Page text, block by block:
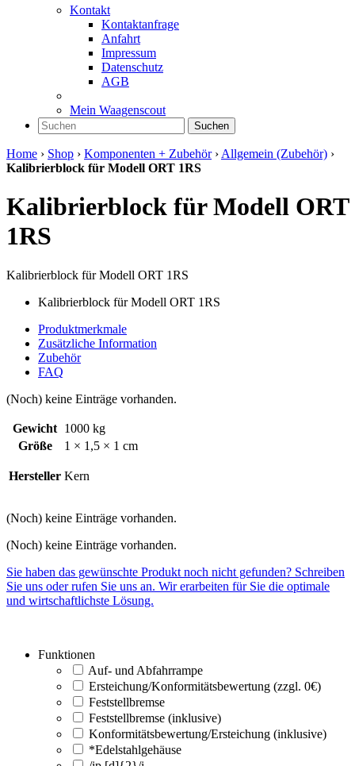
Kontakt
Kontaktanfrage
Anfahrt
Impressum
Datenschutz
AGB
Mein Waagenscout
Suchen
Home › Shop › Komponenten + Zubehör› Allgemein (Zubehör) ›
Kalibrierblock für Modell ORT 1RS
Kalibrierblock für Modell ORT
1RS
Kalibrierblock für Modell ORT 1RS
Kalibrierblock für Modell ORT 1RS
Produktmerkmale
Zusätzliche Information
Zubehör
FAQ
(Noch) keine Einträge vorhanden.
Gewicht 1000 kg
Größe
1 × 1,5 × 1 cm
Hersteller Kern
(Noch) keine Einträge vorhanden.
(Noch) keine Einträge vorhanden.
Sie haben das gewünschte Produkt noch nicht gefunden? Schreiben
Sie uns oder rufen Sie uns an. Wir erarbeiten für Sie die optimale
und wirtschaftlichste Lösung.
Funktionen
Auf- und Abfahrrampe
Ersteichung/Konformitätsbewertung (zzgl. 0€)
Feststellbremse
Feststellbremse (inklusive)
Konformitätsbewertung/Ersteichung (inklusive)
*Edelstahlgehäuse